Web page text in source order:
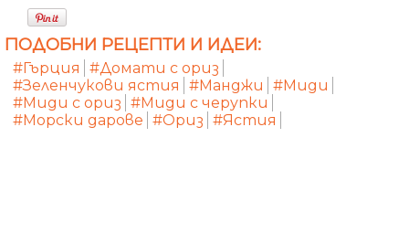
ПОДОБНИ РЕЦЕПТИ И ИДЕИ:
#Гърция
#Домати с ориз
#Зеленчукови ястия
#Манджи
#Миди
#Миди с ориз #Миди с черупки
#Морски дарове #Ориз #Ястия